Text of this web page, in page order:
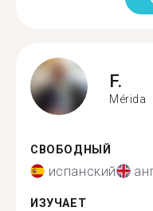
F.
Mérida
СВОБОДНЫЙ
испанский
ИЗУЧАЕТ